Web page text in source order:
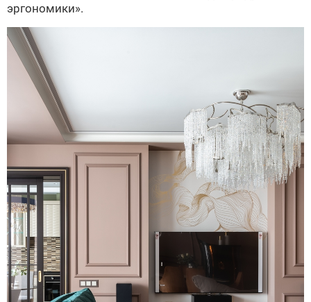
эргономики».